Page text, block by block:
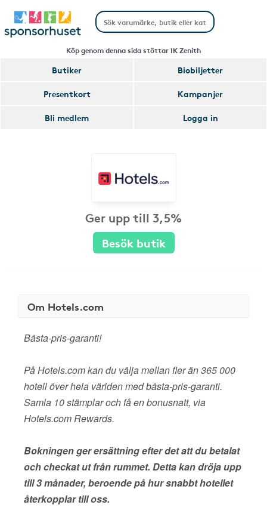
Köp genom denna sida stöttar IK Zenith
Butiker
Biobiljetter
Presentkort
Kampanjer
Bli medlem
Logga in
Ger upp till 3,5%
Besök butik
Om Hotels.com
Bästa-pris-garanti!
På Hotels.com kan du välja mellan fler än 365 000
hotell över hela världen med bästa-pris-garanti.
Samla 10 stämplar och få en bonusnatt, via
Hotels.com Rewards.
Bokningen ger ersättning efter det att du betalat
och checkat ut från rummet. Detta kan dröja upp
till 3 månader, beroende på hur snabbt hotellet
återkopplar till oss.